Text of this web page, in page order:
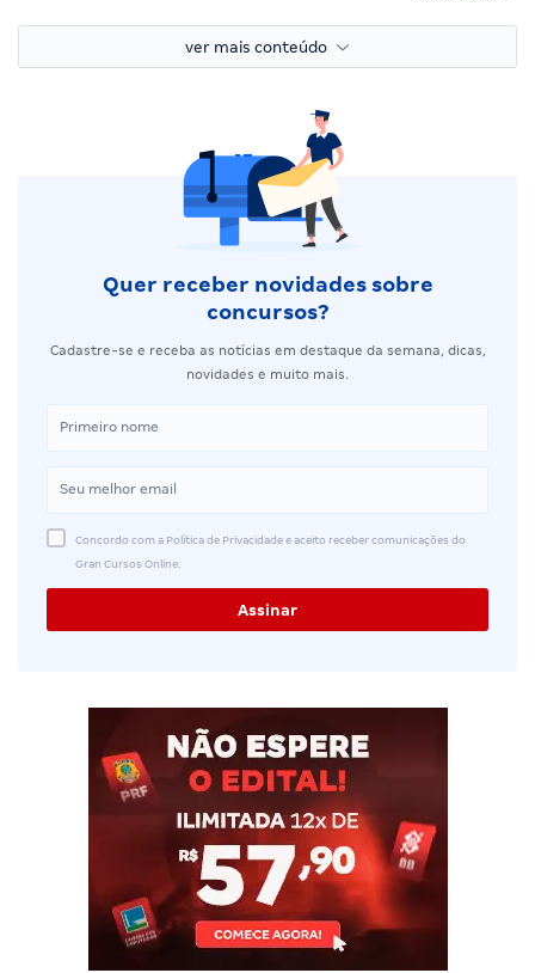
ver mais conteúdo
Quer receber novidades sobre
concursos?
Cadastre-se e receba as notícias em destaque da semana, dicas,
novidades e muito mais.
Concordo com a Política de Privacidade e aceito receber comunicações do
Gran Cursos Online.